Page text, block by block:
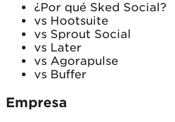
¿Por qué Sked Social?
vs Hootsuite
vs Sprout Social
vs Later
vs Agorapulse
vs Buffer
Empresa